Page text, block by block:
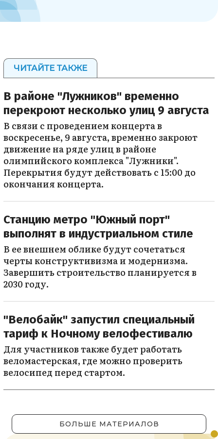
ЧИТАЙТЕ ТАКЖЕ
В районе "Лужников" временно
перекроют несколько улиц 9 августа
В связи с проведением концерта в
воскресенье, 9 августа, временно закроют
движение на ряде улиц в районе
олимпийского комплекса "Лужники".
Перекрытия будут действовать с 15:00 до
окончания концерта.
Станцию метро "Южный порт"
выполнят в индустриальном стиле
В ее внешнем облике будут сочетаться
черты конструктивизма и модернизма.
Завершить строительство планируется в
2030 году.
"Велобайк" запустил специальный
тариф к Ночному велофестивалю
Для участников также будет работать
веломастерская, где можно проверить
велосипед перед стартом.
БОЛЬШЕ МАТЕРИАЛОВ